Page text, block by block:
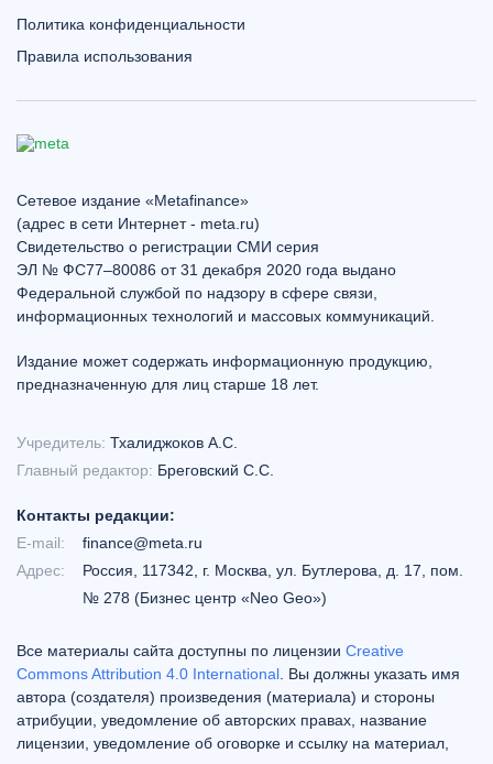
Политика конфиденциальности
Правила использования
Сетевое издание «Metafinance»
(адрес в сети Интернет - meta.ru)
Свидетельство о регистрации СМИ серия
ЭЛ № ФС77–80086 от 31 декабря 2020 года выдано
Федеральной службой по надзору в сфере связи,
информационных технологий и массовых коммуникаций.
Издание может содержать информационную продукцию,
предназначенную для лиц старше 18 лет.
Учредитель: Тхалиджоков А.С.
Главный редактор: Бреговский С.С.
Контакты редакции:
E-mail:
finance@meta.ru
Адрес:
Россия, 117342, г. Москва, ул. Бутлерова, д. 17, пом.
№ 278 (Бизнес центр «Neo Geo»)
Все материалы сайта доступны по лицензии Creative
Commons Attribution 4.0 International. Вы должны указать имя
автора (создателя) произведения (материала) и стороны
атрибуции, уведомление об авторских правах, название
лицензии, уведомление об оговорке и ссылку на материал,